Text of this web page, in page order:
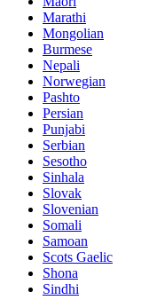
Marathi
Mongolian
Burmese
Nepali
Norwegian
Pashto
Persian
Punjabi
Serbian
Sesotho
Sinhala
Slovak
Slovenian
Somali
Samoan
Scots Gaelic
Shona
Sindhi